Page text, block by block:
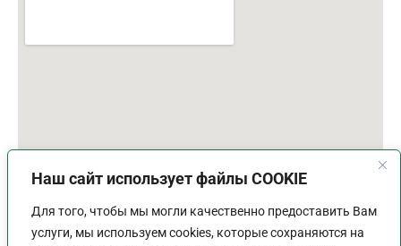
Наш сайт использует файлы COOKIE
Для того, чтобы мы могли качественно предоставить Вам
услуги, мы используем cookies, которые сохраняются на